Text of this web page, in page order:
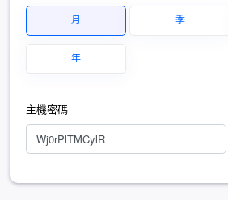
月 季
年
主機密碼